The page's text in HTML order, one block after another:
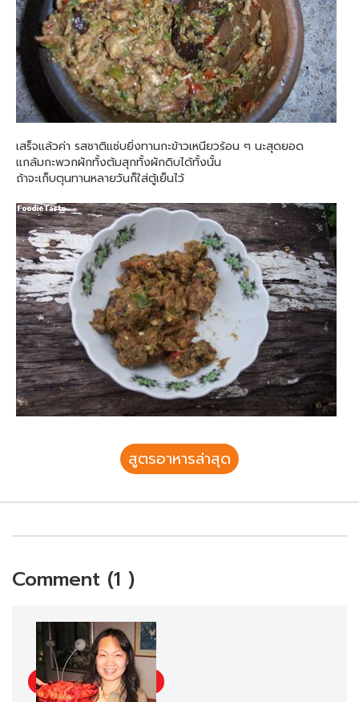
เสร็จแล้วค่า รสชาติแซ่บยิ่งทานกะข้าวเหนียวร้อน ๆ นะสุดยอด
แกล้มกะพวกผักทั้งต้มสุกทั้งผักดิบได้ทั้งนั้น
ถ้าจะเก็บตุนทานหลายวันก็ใส่ตู้เย็นไว้
สูตรอาหารล่าสุด
Comment (1 )